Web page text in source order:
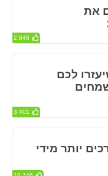
את
2,848
לכם
3,401
יותר מידי